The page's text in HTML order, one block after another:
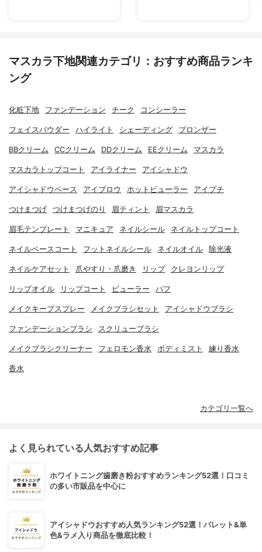
マスカラ下地関連カテゴリ：おすすめ商品ランキ
ング
化粧下地 ファンデーション チーク コンシーラー
フェイスパウダー ハイライト シェーディング ブロンザー
BBクリーム CCクリーム DDクリーム EEクリーム マスカラ
マスカラトップコート アイライナー アイシャドウ
アイシャドウベース アイブロウ ホットビューラー アイプチ
つけまつげ つけまつげのり 眉ティント 眉マスカラ
眉毛テンプレート マニキュア ネイルシール ネイルトップコート
ネイルベースコート フットネイルシール ネイルオイル 除光液
ネイルケアセット 爪やすり・爪磨き リップ クレヨンリップ
リップオイル リップコート ビューラー パフ
メイクキープスプレー メイクブラシセット アイシャドウブラシ
ファンデーションブラシ スクリューブラシ
メイクブラシクリーナー フェロモン香水 ボディミスト 練り香水
香水
カテゴリ一覧へ
よく見られている人気おすすめ記事
ホワイトニング歯磨き粉おすすめランキング52選！口コミ
の多い市販品を中心に
アイシャドウおすすめ人気ランキング52選！パレット&単
色&ラメ入り商品を徹底比較！